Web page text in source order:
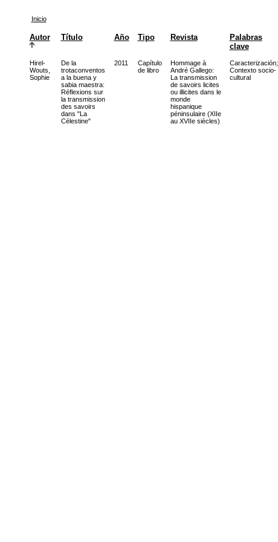
Inicio
Autor Título Año Tipo Revista
Palabras
clave
Hirel-
Wouts,
Sophie
De la
trotaconventos
a la buena y
sabia maestra:
Réflexions sur
la transmission
des savoirs
dans "La
Célestine"
2011
Capítulo
de libro
Hommage à
André Gallego:
La transmission
de savoirs licites
ou illicites dans le
monde
hispanique
péninsulaire (XIIe
au XVIIe siècles)
Caracterización;
Contexto socio-
cultural